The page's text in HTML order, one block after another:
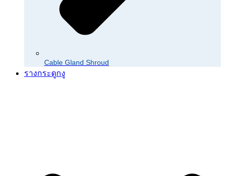
Cable Gland Shroud
รางกระดูกงู